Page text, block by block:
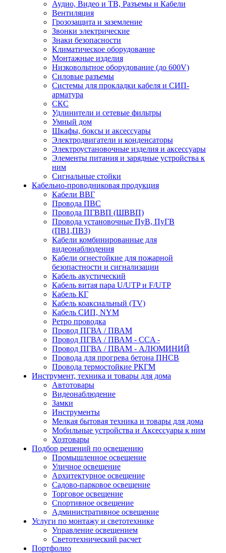
Аудио, Видео и ТВ, Разъемы и Кабели
Вентиляция
Грозозащита и заземление
Звонки электрические
Знаки безопасности
Климатическое оборудование
Монтажные изделия
Низковольтное оборудование (до 600V)
Силовые разъемы
Системы для прокладки кабеля и СИП-
арматура
СКС
Удлинители и сетевые фильтры
Умный дом
Шкафы, боксы и аксессуары
Электродвигатели и конденсаторы
Электроустановочные изделия и аксессуары
Элементы питания и зарядные устройства к
ним
Сигнальные стойки
Кабельно-проводниковая продукция
Кабели ВВГ
Провода ПВС
Провода ПГВВП (ШВВП)
Провода установочные ПуВ, ПуГВ
(ПВ1,ПВ3)
Кабели комбинированные для
видеонаблюдения
Кабели огнестойкие для пожарной
безопастности и сигнализации
Кабель акустический
Кабель витая пара U/UTP и F/UTP
Кабель КГ
Кабель коаксиальный (TV)
Кабель СИП, NYM
Ретро проводка
Провод ПГВА / ПВАМ
Провод ПГВА / ПВАМ - CCA -
Провод ПГВА / ПВАМ - АЛЮМИНИЙ
Провода для прогрева бетона ПНСВ
Провода термостойкие РКГМ
Инструмент, техника и товары для дома
Автотовары
Видеонаблюдение
Замки
Инструменты
Мелкая бытовая техника и товары для дома
Мобильные устройства и Аксессуары к ним
Хозтовары
Подбор решений по освещению
Промышленное освещение
Уличное освещение
Архитектурное освещение
Садово-парковое освещение
Торговое освещение
Спортивное освещение
Административное освещение
Услуги по монтажу и светотехнике
Управление освещением
Светотехнический расчет
Портфолио